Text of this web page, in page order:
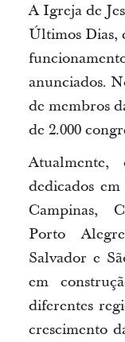
A Igreja de
Últimos Dias,
anunciados.
de membros
de 2.000
dedicados
Campinas,
Porto
Salvador e
em
diferentes
crescimento